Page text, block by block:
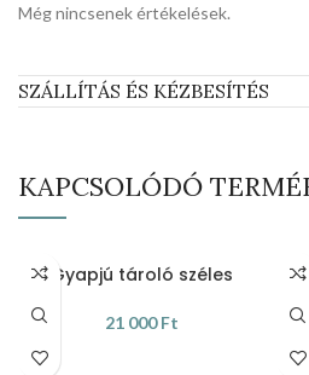
Még nincsenek értékelések.
SZÁLLÍTÁS ÉS KÉZBESÍTÉS
KAPCSOLÓDÓ
Gyapjú tároló széles
21 000Ft